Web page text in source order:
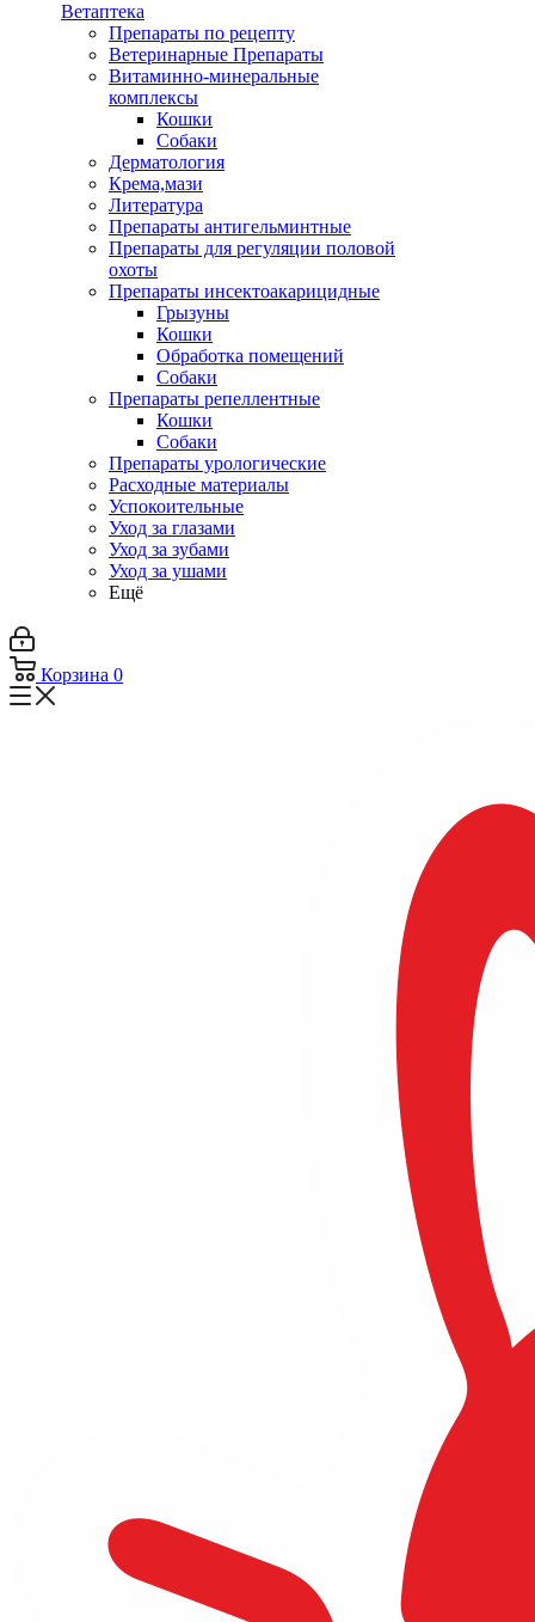
Ветаптека
Препараты по рецепту
Ветеринарные Препараты
Витаминно-минеральные
комплексы
Кошки
Собаки
Дерматология
Крема,мази
Литература
Препараты антигельминтные
Препараты для регуляции половой
охоты
Препараты инсектоакарицидные
Грызуны
Кошки
Обработка помещений
Собаки
Препараты репеллентные
Кошки
Собаки
Препараты урологические
Расходные материалы
Успокоительные
Уход за глазами
Уход за зубами
Уход за ушами
Ещё
Корзина 0